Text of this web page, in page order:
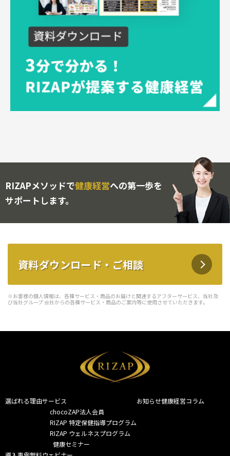
RIZAPメソッドで健康経営への第一歩を
サポートします。
資料ダウンロード・ご相談
※お客様の個人情報は、各種サービス・商品のお届けと関連するアフターサービス、当社及
び当社グループ 会社からの各種サービス・商品のご案内等に使用させていただきます。
選ばれる理由サービス
chocoZAP法人会員
RIZAP 特定保健指導プログラム
RIZAP ウェルネスプログラム
  健康セミナー
お知らせ健康経営コラム